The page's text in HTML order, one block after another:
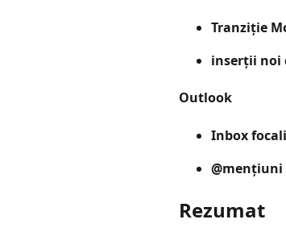
Tranziție
inserții noi
Outlook
Inbox
@mențiuni
Rezumat